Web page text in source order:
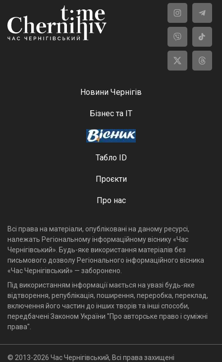
Новини Чернігів
Бізнес та ІТ
Табло ID
Проєкти
Про нас
Всі права на матеріали, опубліковані на даному ресурсі,
належать Регіональному інформаційному віснику «Час
Чернігівський». Будь-яке використання матеріалів без
письмового дозволу Регіонального інформаційного вісника
«Час Чернігівський» — заборонено.
Під використанням інформації мається на увазі будь-яке
відтворення, републікація, поширення, переробка, переклад,
включення його частин до інших творів та інші способи,
передбачені Законом України "Про авторське право і суміжні
права".
© 2013-2026 Час Чернігівський, Всі права захищені